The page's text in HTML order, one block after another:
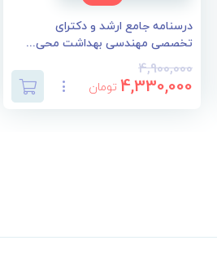
درسنامه جامع ارشد و دکترای
تخصصی مهندسی بهداشت محی...
4,900,000
4,330,000 تومان